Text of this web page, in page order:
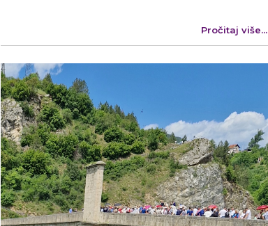
Pročitaj više...